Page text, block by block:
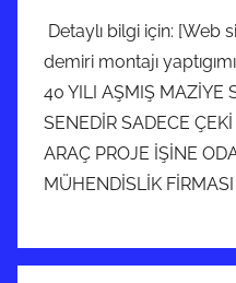
Detaylı bilgi için: [Web
demiri montajı
40 YILI AŞMIŞ MAZİYE
SENEDİR SADECE
ARAÇ PROJE İŞİNE
MÜHENDİSLİK FİRMASI